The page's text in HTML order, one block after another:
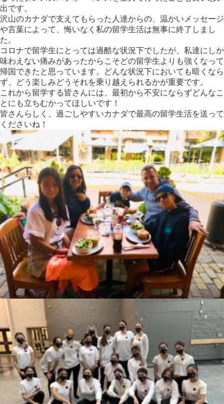
出です。
沢山のカナダで支えてもらった人達からの、温かいメッセージ
や言葉によって、悔いなく私の留学生活は無事に終了しまし
た。
コロナで留学生にとっては過酷な状況下でしたが、私達にしか
味わえない痛みがあったからこそどの留学生よりも強くなって
帰国できたと思っています。どんな状況下においても暗くなら
ず、どう楽しみどうそれを乗り越えられるかが重要です。
これから留学する皆さんには、最初から不安にならずどんなこ
とにも立ちむかってほしいです！
皆さんらしく、過ごしやすいカナダで最高の留学生活を送って
くださいね！